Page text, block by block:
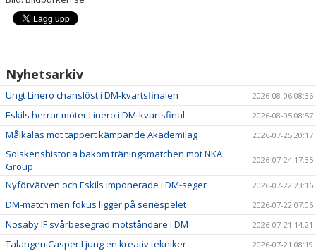
Nyhetsarkiv
Ungt Linero chanslöst i DM-kvartsfinalen 2026-08-06 08:36
Eskils herrar möter Linero i DM-kvartsfinal 2026-08-05 08:57
Målkalas mot tappert kämpande Akademilag 2026-07-25 20:17
Solskenshistoria bakom träningsmatchen mot NKA
Group
2026-07-24 17:35
Nyförvärven och Eskils imponerade i DM-seger 2026-07-22 23:16
DM-match men fokus ligger på seriespelet 2026-07-22 07:06
Nosaby IF svårbesegrad motståndare i DM 2026-07-21 14:21
Talangen Casper Ljung en kreativ tekniker 2026-07-21 08:19